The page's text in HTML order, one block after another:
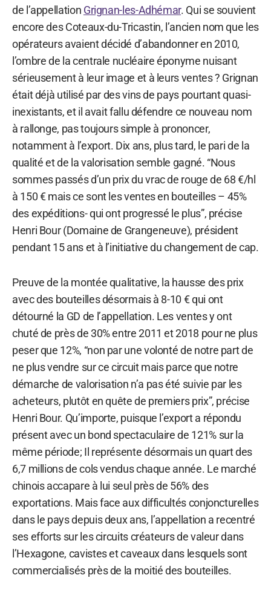
de l’appellation Grignan-les-Adhémar. Qui se souvient
encore des Coteaux-du-Tricastin, l’ancien nom que les
opérateurs avaient décidé d’abandonner en 2010,
l’ombre de la centrale nucléaire éponyme nuisant
sérieusement à leur image et à leurs ventes ? Grignan
était déjà utilisé par des vins de pays pourtant quasi-
inexistants, et il avait fallu défendre ce nouveau nom
à rallonge, pas toujours simple à prononcer,
notamment à l’export. Dix ans, plus tard, le pari de la
qualité et de la valorisation semble gagné. “Nous
sommes passés d’un prix du vrac de rouge de 68 €/hl
à 150 € mais ce sont les ventes en bouteilles – 45%
des expéditions- qui ont progressé le plus”, précise
Henri Bour (Domaine de Grangeneuve), président
pendant 15 ans et à l’initiative du changement de cap.
Preuve de la montée qualitative, la hausse des prix
avec des bouteilles désormais à 8-10 € qui ont
détourné la GD de l’appellation. Les ventes y ont
chuté de près de 30% entre 2011 et 2018 pour ne plus
peser que 12%, “non par une volonté de notre part de
ne plus vendre sur ce circuit mais parce que notre
démarche de valorisation n’a pas été suivie par les
acheteurs, plutôt en quête de premiers prix”, précise
Henri Bour. Qu’importe, puisque l’export a répondu
présent avec un bond spectaculaire de 121% sur la
même période; Il représente désormais un quart des
6,7 millions de cols vendus chaque année. Le marché
chinois accapare à lui seul près de 56% des
exportations. Mais face aux difficultés conjoncturelles
dans le pays depuis deux ans, l’appellation a recentré
ses efforts sur les circuits créateurs de valeur dans
l’Hexagone, cavistes et caveaux dans lesquels sont
commercialisés près de la moitié des bouteilles.